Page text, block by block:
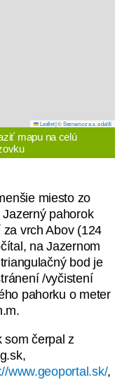
Leaflet|© Seznam.cz a.s. a další
mapu na celú
miesto zo
pahorok
vrch Abov (124
na Jazernom
bod je
/vyčistení
pahorku o meter
som čerpal z
www.geoportal.sk/,